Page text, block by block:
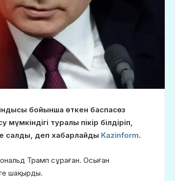
бойынша өткен баспасөз
туралы пікір білдіріп,
салды, деп хабарлайды Kazinform.
Трамп сұраған. Осыған
шақырды.